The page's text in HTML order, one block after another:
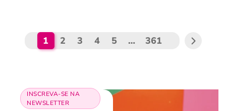
1 2 3 4 5 … 361
INSCREVA-SE NA
NEWSLETTER